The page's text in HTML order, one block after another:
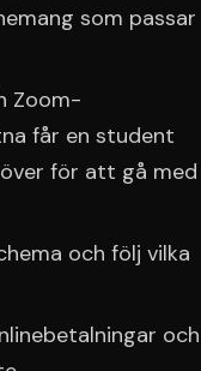
som passar
Zoom-
får en student
för att gå med
och följ vilka
och